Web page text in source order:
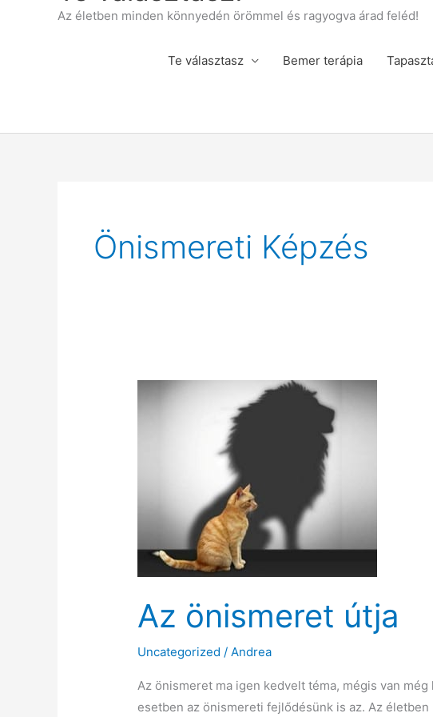
Az életben minden könnyedén örömmel és ragyogva árad feléd!
Te választasz Bemer terápia
Önismereti Képzés
Az önismeret útja
Uncategorized / Andrea
Az önismeret ma igen kedvelt téma, mégis van
esetben az önismereti fejlődésünk is az. Az